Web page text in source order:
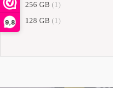
9,8
256 GB (1)
128 GB (1)